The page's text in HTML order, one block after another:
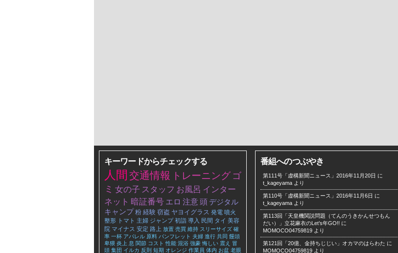
キーワードからチェックする
人間 交通情報 トレーニング ゴ
ミ 女の子 スタッフ お風呂 インター
ネット 暗証番号 エロ 注意頭 デジタル
キャンプ 粉 経験 窃盗 ヤヨイグラス 発電 噴火
整形 トマト 主婦 ジャンプ 初詣 導入 民間 タイ 美容
院 マイナス 安定 路上 放置 売買 維持 スリーサイズ 確
率 一杯 アパレル 原料 パンフレット 夫婦 進行 共同 饅頭
卑猥 炎上 息 関節 コスト 性能 混浴 強豪 悔しい 震え 冒
頭 集団 イルカ 反則 短期 オレンジ 作業員 体内 お盆 老眼
番組へのつぶやき
第111号「虚構新聞ニュース」2016年11月20日 に
t_kageyama より
第110号「虚構新聞ニュース」2016年11月6日 に
t_kageyama より
第113回「天皇機関説問題（てんのうきかんせつもん
だい）」立花麻衣のLet’s年GO!! に
MOMOCO04759819 より
第121回「20億、金持ちじじい」オカマのはらわた に
MOMOCO04759819 より